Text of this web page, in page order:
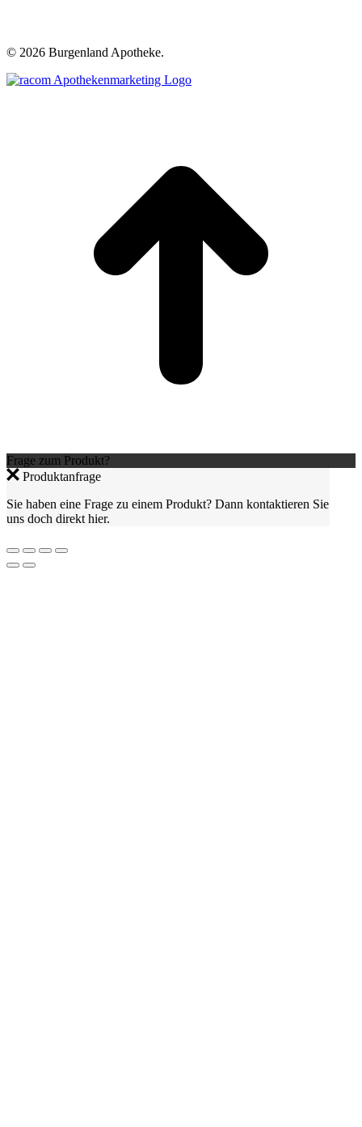
© 2026 Burgenland Apotheke.
Frage zum Produkt?
Produktanfrage
Sie haben eine Frage zu einem Produkt? Dann kontaktieren Sie
uns doch direkt hier.